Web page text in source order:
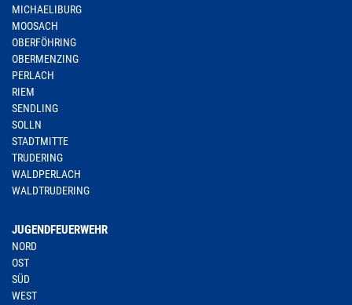
MICHAELIBURG
MOOSACH
OBERFÖHRING
OBERMENZING
PERLACH
RIEM
SENDLING
SOLLN
STADTMITTE
TRUDERING
WALDPERLACH
WALDTRUDERING
JUGENDFEUERWEHR
NORD
OST
SÜD
WEST